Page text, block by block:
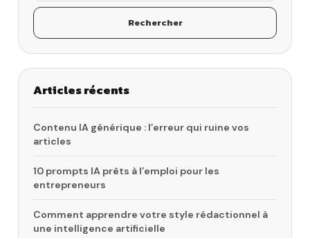
Rechercher
Articles récents
Contenu IA générique : l’erreur qui ruine vos
articles
10 prompts IA prêts à l’emploi pour les
entrepreneurs
Comment apprendre votre style rédactionnel à
une intelligence artificielle